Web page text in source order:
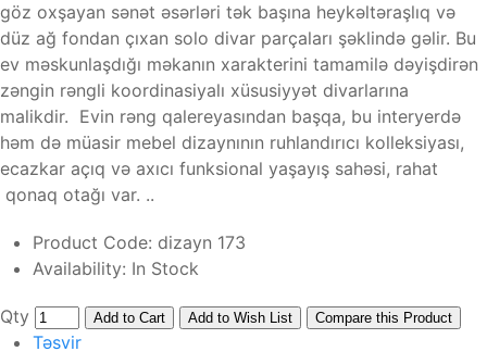
göz oxşayan sənət əsərləri tək başına heykəltəraşlıq və
düz ağ fondan çıxan solo divar parçaları şəklində gəlir. Bu
ev məskunlaşdığı məkanın xarakterini tamamilə dəyişdirən
zəngin rəngli koordinasiyalı xüsusiyyət divarlarına
malikdir. Evin rəng qalereyasından başqa, bu interyerdə
həm də müasir mebel dizaynının ruhlandırıcı kolleksiyası,
ecazkar açıq və axıcı funksional yaşayış sahəsi, rahat
qonaq otağı var. ..
Product Code: dizayn 173
Availability: In Stock
Qty Add to Cart Add to Wish List Compare this Product
Təsvir